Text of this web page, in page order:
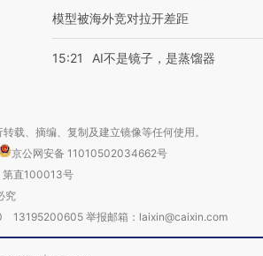
模型被海外竞对拉开差距
15:21 AI不是镜子，是蒸馏器
载、摘编、复制及建立镜像等任何使用。
京公网安备 11010502034662号
第直100013号
究
13195200605 举报邮箱：laixin@caixin.com